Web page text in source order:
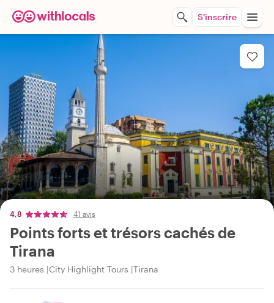
S'inscrire
4,8 41 avis
Points forts et trésors cachés de
Tirana
3 heures City Highlight Tours Tirana